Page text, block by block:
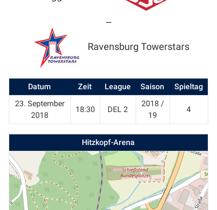
—
Ravensburg Towerstars
Datum Zeit League Saison
Spieltag
23. September
2018
18:30 DEL 2
2018 /
19
4
Hitzkopf-Arena